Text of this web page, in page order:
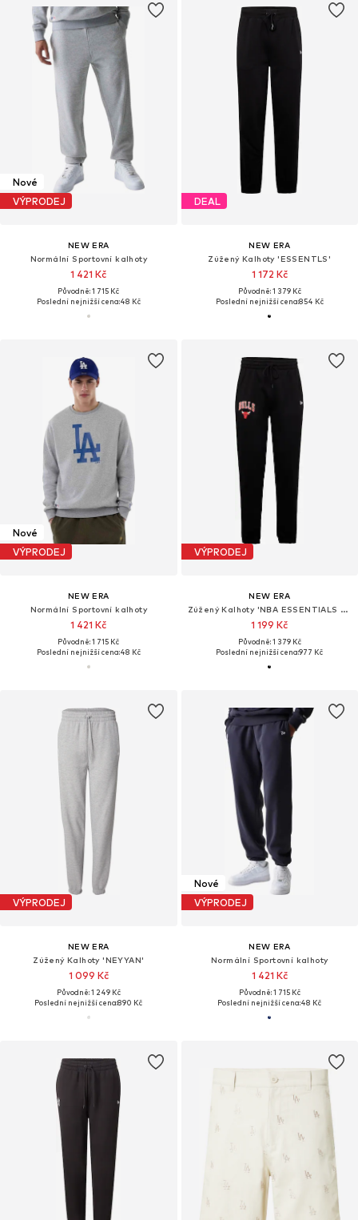
Nové
VÝPRODEJ
NEW ERA
Normální Sportovní kalhoty
1 421 Kč
Původně: 1 715 Kč
Poslední nejnižší cena:48 Kč
DEAL
NEW ERA
Zúžený Kalhoty 'ESSENTLS'
1 172 Kč
Původně: 1 379 Kč
Poslední nejnižší cena:854 Kč
Nové
VÝPRODEJ
NEW ERA
Normální Sportovní kalhoty
1 421 Kč
Původně: 1 715 Kč
Poslední nejnižší cena:48 Kč
VÝPRODEJ
NEW ERA
Zúžený Kalhoty 'NBA ESSENTIALS CHIBUL'
1 199 Kč
Původně: 1 379 Kč
Poslední nejnižší cena:977 Kč
VÝPRODEJ
NEW ERA
Zúžený Kalhoty 'NEYYAN'
1 099 Kč
Původně: 1 249 Kč
Poslední nejnižší cena:890 Kč
Nové
VÝPRODEJ
NEW ERA
Normální Sportovní kalhoty
1 421 Kč
Původně: 1 715 Kč
Poslední nejnižší cena:48 Kč